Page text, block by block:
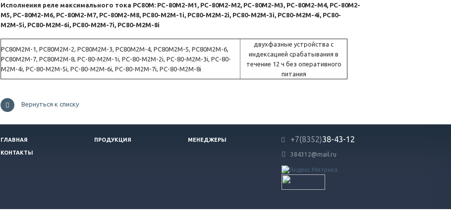
Исполнения реле максимального тока РС80М: РС-80М2-М1, РС-80М2-М2, РС-80М2-М3, РС-80М2-М4, РС-80М2-
М5, РС-80М2-М6, РС-80М2-М7, РС-80М2-М8, РС80-М2М-1i, РС80-М2М-2i, РС80-М2М-3i, РС80-М2М-4i, РС80-
М2М-5i, РС80-М2М-6i, РС80-М2М-7i, РС80-М2М-8i
РС80М2М-1, РС80М2М-2, РС80М2М-3, РС80М2М-4, РС80М2М-5, РС80М2М-6,
РС80М2М-7, РС80М2М-8, РС-80-М2М-1i, РС-80-М2М-2i, РС-80-М2М-3i, РС-80-
М2М-4i, РС-80-М2М-5i, РС-80-М2М-6i, РС-80-М2М-7i, РС-80-М2М-8i
двухфазные устройства с
индексацией срабатывания в
течение 12 ч без оперативного
питания
Вернуться к списку
ГЛАВНАЯ ПРОДУКЦИЯ МЕНЕДЖЕРЫ
КОНТАКТЫ
+7(8352)38-43-12
384312@mail.ru